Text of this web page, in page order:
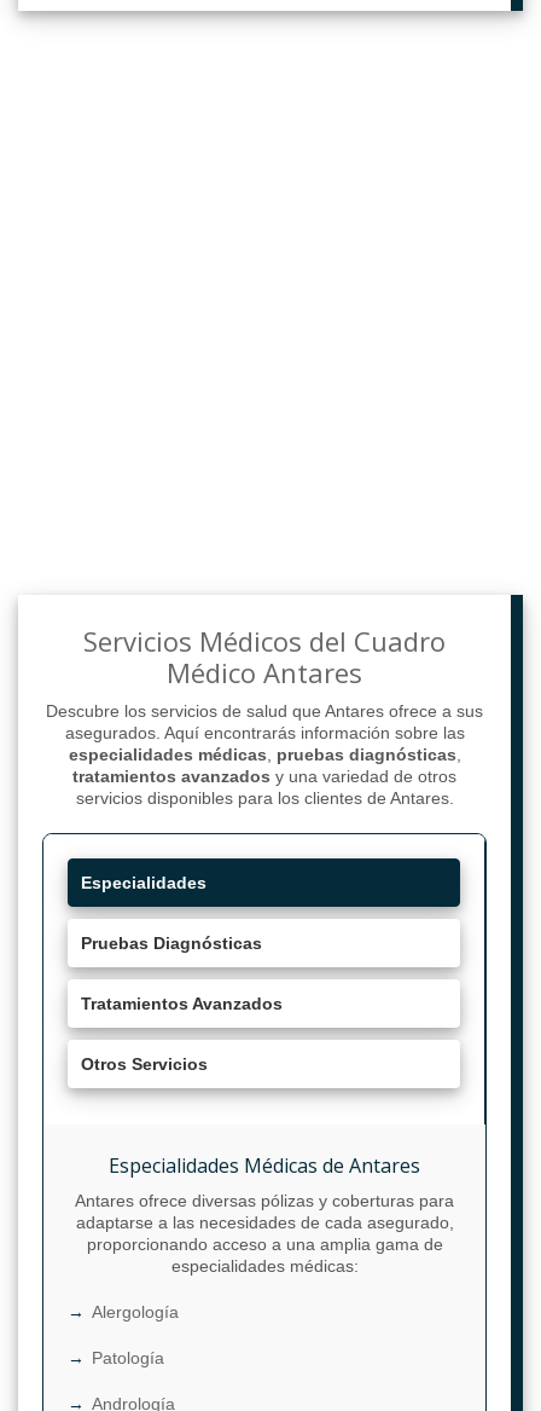
Servicios Médicos del Cuadro
Médico Antares
Descubre los servicios de salud que Antares ofrece a sus
asegurados. Aquí encontrarás información sobre las
especialidades médicas
pruebas diagnósticas
tratamientos avanzados y una variedad de otros
servicios disponibles para los clientes de Antares.
Especialidades
Pruebas Diagnósticas
Tratamientos Avanzados
Otros Servicios
Especialidades Médicas de Antares
Antares ofrece diversas pólizas y coberturas para
adaptarse a las necesidades de cada asegurado,
proporcionando acceso a una amplia gama de
especialidades médicas:
Alergología
Patología
Andrología